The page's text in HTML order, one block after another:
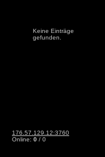
Keine Einträge
gefunden.
176.57.129.12:3760
Online: 0 / 0